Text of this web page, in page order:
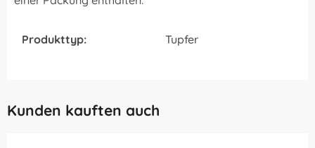
Produkttyp: Tupfer
Kunden kauften auch